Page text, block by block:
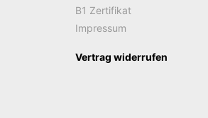
B1 Zertifikat
Impressum
Vertrag widerrufen